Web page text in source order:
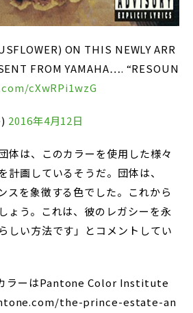
ON THIS NEWLY ARR
FROM YAMAHA…. “RESOUN
cXwRPi1wzG
2016年4月12日
体は、このカラーを使用した様々
計画しているそうだ。団体は、
スを象徴する色でした。これから
ょう。これは、彼のレガシーを永
しい方法です」とコメントしてい
ラーはPantone Color Institute
the-prince-estate-an